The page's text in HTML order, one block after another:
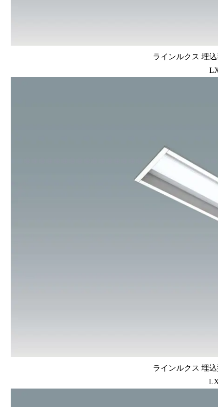
ラインルクス 埋
ラインルクス 埋